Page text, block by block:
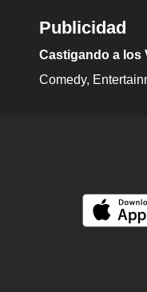
Publicidad
Castigando a los
Comedy